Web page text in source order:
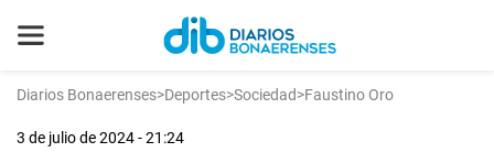
Diarios Bonaerenses>Deportes>Sociedad>Faustino Oro
3 de julio de 2024 - 21:24